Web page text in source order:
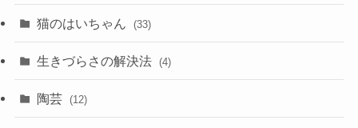
猫のはいちゃん (33)
生きづらさの解決法 (4)
陶芸 (12)